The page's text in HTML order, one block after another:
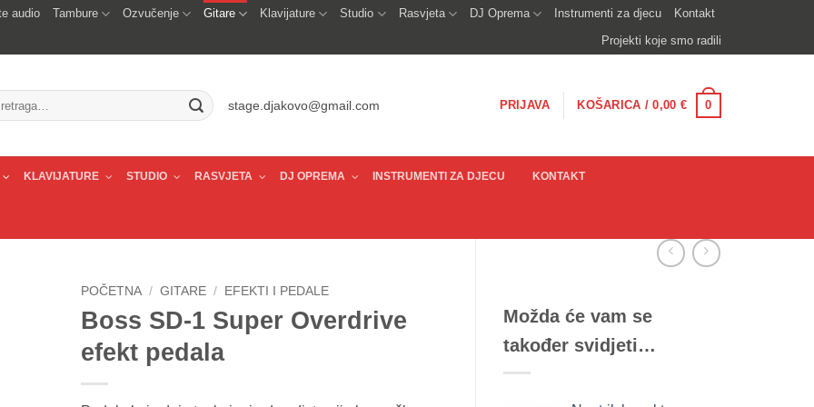
audio Tambure Ozvučenje Gitare Klavijature Studio Rasvjeta DJ Oprema Instrumenti za djecu
Kontakt
Projekti koje smo radili
stage.djakovo@gmail.com PRIJAVA KOŠARICA /0,00 € 0
KLAVIJATURE STUDIO RASVJETA DJ OPREMA INSTRUMENTI ZA DJECU KONTAKT
Možda će vam se
također svidjeti…
POČETNA / GITARE / EFEKTI I PEDALE
Boss SD-1 Super Overdrive
efekt pedala